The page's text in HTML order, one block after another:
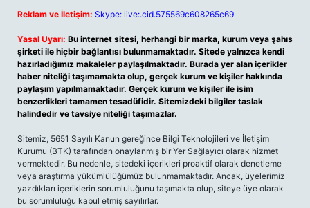
Reklam ve İletişim: Skype: live:.cid.575569c608265c69
Yasal Uyarı: Bu internet sitesi, herhangi bir marka, kurum veya şahıs
şirketi ile hiçbir bağlantısı bulunmamaktadır. Sitede yalnızca kendi
hazırladığımız makaleler paylaşılmaktadır. Burada yer alan içerikler
haber niteliği taşımamakta olup, gerçek kurum ve kişiler hakkında
paylaşım yapılmamaktadır. Gerçek kurum ve kişiler ile isim
benzerlikleri tamamen tesadüfidir. Sitemizdeki bilgiler taslak
halindedir ve tavsiye niteliği taşımazlar.
Sitemiz, 5651 Sayılı Kanun gereğince Bilgi Teknolojileri ve İletişim
Kurumu (BTK) tarafından onaylanmış bir Yer Sağlayıcı olarak hizmet
vermektedir. Bu nedenle, sitedeki içerikleri proaktif olarak denetleme
veya araştırma yükümlülüğümüz bulunmamaktadır. Ancak, üyelerimiz
yazdıkları içeriklerin sorumluluğunu taşımakta olup, siteye üye olarak
bu sorumluluğu kabul etmiş sayılırlar.